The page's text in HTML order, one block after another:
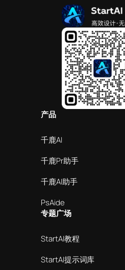
产品
千鹿AI
千鹿Pr助手
千鹿AI助手
PsAide
专题广场
StartAI教程
StartAI提示词库